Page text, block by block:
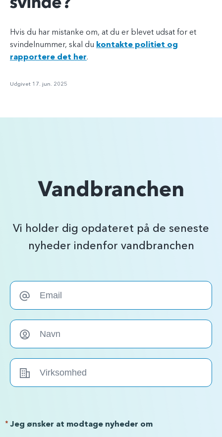
svinde?
Hvis du har mistanke om, at du er blevet udsat for et
svindelnummer, skal du kontakte politiet og
rapportere det her.
Udgivet 17. jun. 2025
Vandbranchen
Vi holder dig opdateret på de seneste
nyheder indenfor vandbranchen
Jeg ønsker at modtage nyheder om
*